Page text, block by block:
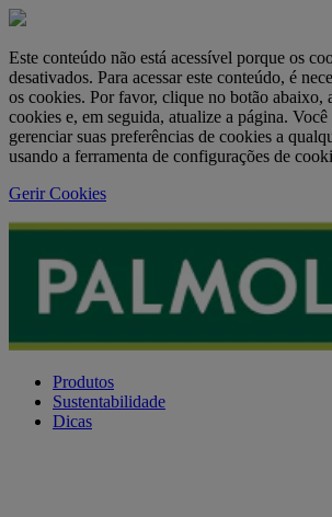
Este conteúdo não está acessível porque os
desativados. Para acessar este conteúdo, é
os cookies. Por favor, clique no botão abaixo,
cookies e, em seguida, atualize a página. Você
gerenciar suas preferências de cookies a
usando a ferramenta de configurações de
Gerir Cookies
Produtos
Sustentabilidade
Dicas